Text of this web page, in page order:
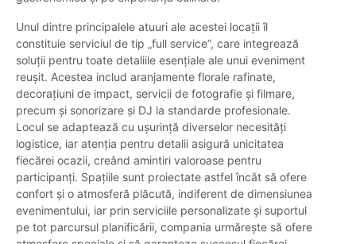
Unul dintre principalele atuuri ale acestei locații îl
constituie serviciul de tip „full service”, care integrează
soluții pentru toate detaliile esențiale ale unui eveniment
reușit. Acestea includ aranjamente florale rafinate,
decorațiuni de impact, servicii de fotografie și filmare,
precum și sonorizare și DJ la standarde profesionale.
Locul se adaptează cu ușurință diverselor necesități
logistice, iar atenția pentru detalii asigură unicitatea
fiecărei ocazii, creând amintiri valoroase pentru
participanți. Spațiile sunt proiectate astfel încât să ofere
confort și o atmosferă plăcută, indiferent de dimensiunea
evenimentului, iar prin serviciile personalizate și suportul
pe tot parcursul planificării, compania urmărește să ofere